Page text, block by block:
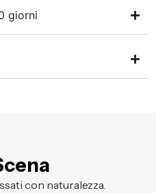
giorni
con naturalezza.